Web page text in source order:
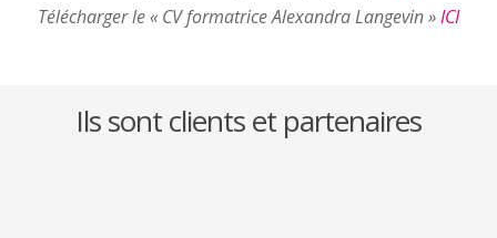
Télécharger le « CV formatrice Alexandra Langevin »ICI
Ils sont clients et partenaires